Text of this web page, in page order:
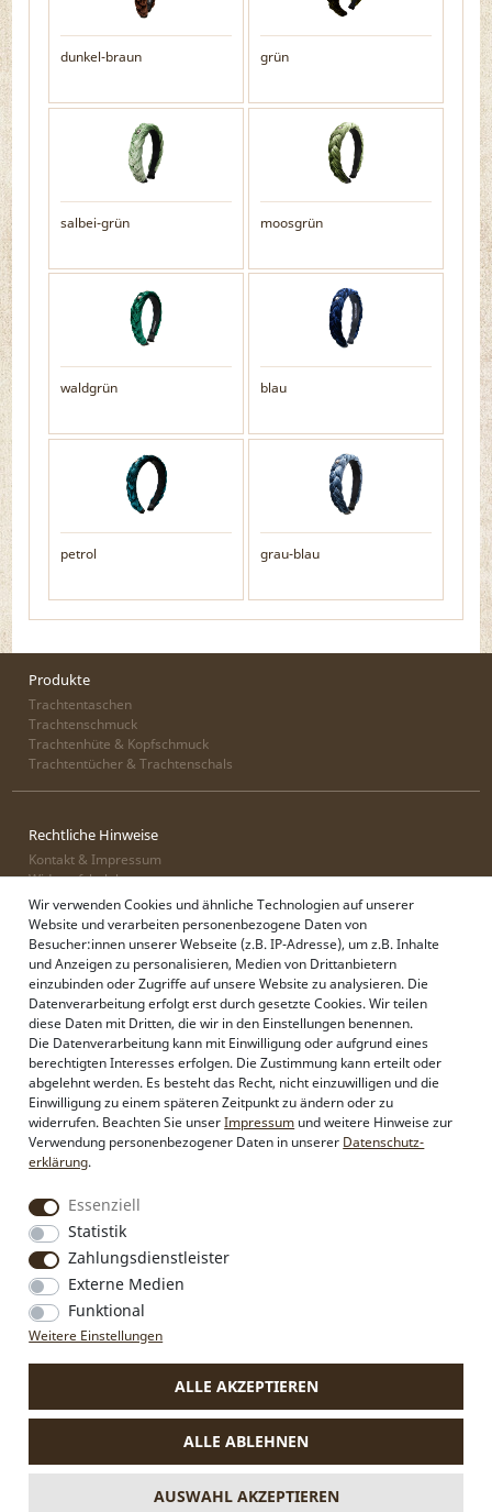
dunkel-braun grün
salbei-grün moosgrün
waldgrün blau
petrol grau-blau
Produkte
Trachtentaschen
Trachtenschmuck
Trachtenhüte & Kopfschmuck
Trachtentücher & Trachtenschals
Rechtliche Hinweise
Kontakt & Impressum
Widerrufsbelehrung
Zahlung & Lieferung
Datenschutz
AGB
Alpenflüstern
Philosophie
Händlerbereich
Firmenkunden
Sonderanfertigungen
Pressebereich
Kontakt & Impressum
Social Media
Instagram
Facebook
VERTRAG WIDERRUFEN
Die durchgestrichenen Preise entsprechen dem bisherigen Preis
** Gilt für Lieferungen nach Deutschland. Lieferzeiten für andere
Wir verwenden Cookies und ähnliche Technologien auf unserer
Website und verarbeiten personenbezogene Daten von
Besucher:innen unserer Webseite (z.B. IP-Adresse), um z.B. Inhalte
und Anzeigen zu personalisieren, Medien von Drittanbietern
einzubinden oder Zugriffe auf unsere Website zu analysieren. Die
Datenverarbeitung erfolgt erst durch gesetzte Cookies. Wir teilen
diese Daten mit Dritten, die wir in den Einstellungen benennen.
Die Datenverarbeitung kann mit Einwilligung oder aufgrund eines
berechtigten Interesses erfolgen. Die Zustimmung kann erteilt oder
abgelehnt werden. Es besteht das Recht, nicht einzuwilligen und die
Einwilligung zu einem späteren Zeitpunkt zu ändern oder zu
widerrufen. Beachten Sie unserImpressum und weitere Hinweise zur
Verwendung personenbezogener Daten in unserer Daten­schutz­
erklärung.
Essenziell
Statistik
Zahlungsdienstleister
Externe Medien
Funktional
Weitere Einstellungen
ALLE AKZEPTIEREN
ALLE ABLEHNEN
AUSWAHL AKZEPTIEREN